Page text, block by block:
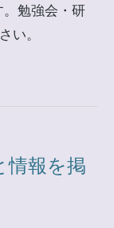
勉強会・研
い。
情報を掲